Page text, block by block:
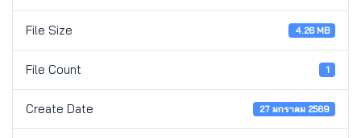
File Size 4.26 MB
File Count 1
Create Date 27 มกราคม 2569